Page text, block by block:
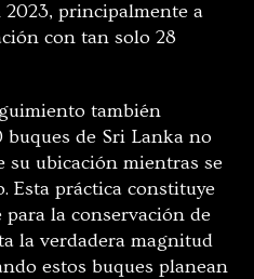
principalmente a
con tan solo 28
también
buques de Sri Lanka no
ubicación mientras se
Esta práctica constituye
la conservación de
la verdadera magnitud
estos buques planean